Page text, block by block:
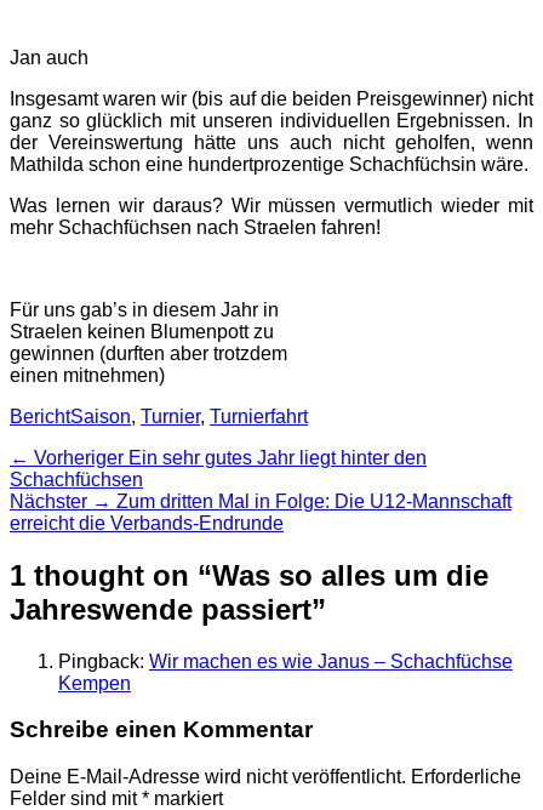
Jan auch
Insgesamt waren wir (bis auf die beiden Preisgewinner) nicht
ganz so glücklich mit unseren individuellen Ergebnissen. In
der Vereinswertung hätte uns auch nicht geholfen, wenn
Mathilda schon eine hundertprozentige Schachfüchsin wäre.
Was lernen wir daraus? Wir müssen vermutlich wieder mit
mehr Schachfüchsen nach Straelen fahren!
Für uns gab’s in diesem Jahr in
Straelen keinen Blumenpott zu
gewinnen (durften aber trotzdem
einen mitnehmen)
Kategorien
BerichtSchlagworte
Saison, Turnier, Turnierfahrt
Beitragsnavigation
← Vorheriger Vorheriger
Beitrag:
Ein sehr gutes Jahr liegt hinter den
Schachfüchsen
Nächster → Nächster
Beitrag:
Zum dritten Mal in Folge: Die U12-Mannschaft
erreicht die Verbands-Endrunde
1 thought on “Was so alles um die
Jahreswende passiert”
Pingback: Wir machen es wie Janus – Schachfüchse
Kempen
Schreibe einen Kommentar
Deine E-Mail-Adresse wird nicht veröffentlicht. Erforderliche
Felder sind mit* markiert